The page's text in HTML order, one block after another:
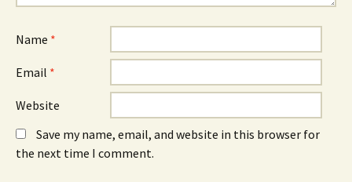
Name *
Email *
Website
Save my name, email, and website in this browser for
the next time I comment.